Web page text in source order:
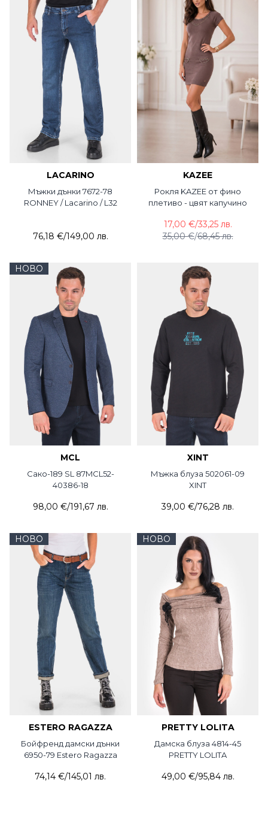
LACARINO
Мъжки дънки 7672-78
RONNEY / Lacarino / L32
76,18 €/149,00 лв.
KAZEE
Рокля KAZEE от фино
плетиво - цвят капучино
35,00 €/68,45 лв.
17,00 €/33,25 лв.
НОВО
MCL
Сако-189 SL 87MCL52-
40386-18
98,00 €/191,67 лв.
XINT
Мъжка блуза 502061-09
XINT
39,00 €/76,28 лв.
НОВО
ESTERO RAGAZZA
Бойфренд дамски дънки
6950-79 Estero Ragazza
74,14 €/145,01 лв.
НОВО
PRETTY LOLITA
Дамска блуза 4814-45
PRETTY LOLITA
49,00 €/95,84 лв.